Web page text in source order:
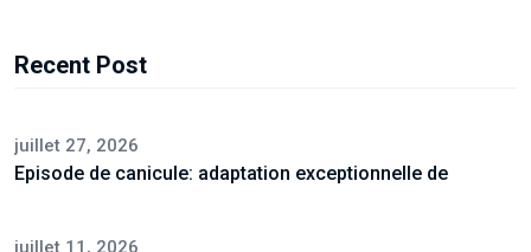
Recent Post
juillet 27, 2026
Episode de canicule: adaptation exceptionnelle de
juillet 11, 2026